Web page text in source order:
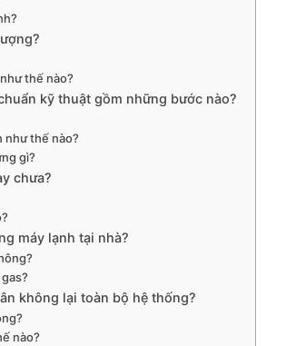
thế nào?
kỹ thuật gồm những bước nào?
như thế nào?
gì?
chưa?
máy lạnh tại nhà?
không lại toàn bộ hệ thống?
nào?